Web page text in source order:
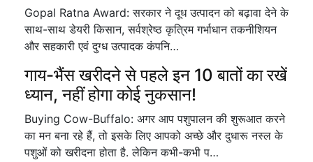
Gopal Ratna Award: सरकार ने दूध उत्पादन को बढ़ावा देने के
साथ-साथ डेयरी किसान, सर्वश्रेष्ठ कृत्रिम गर्भाधान तकनीशियन
और सहकारी एवं दुग्ध उत्पादक कंपनि…
गाय-भैंस खरीदने से पहले इन 10 बातों का रखें
ध्यान, नहीं होगा कोई नुकसान!
Buying Cow-Buffalo: अगर आप पशुपालन की शुरूआत करने
का मन बना रहे हैं, तो इसके लिए आपको अच्छे और दुधारू नस्ल के
पशुओं को खरीदना होता है. लेकिन कभी-कभी प…